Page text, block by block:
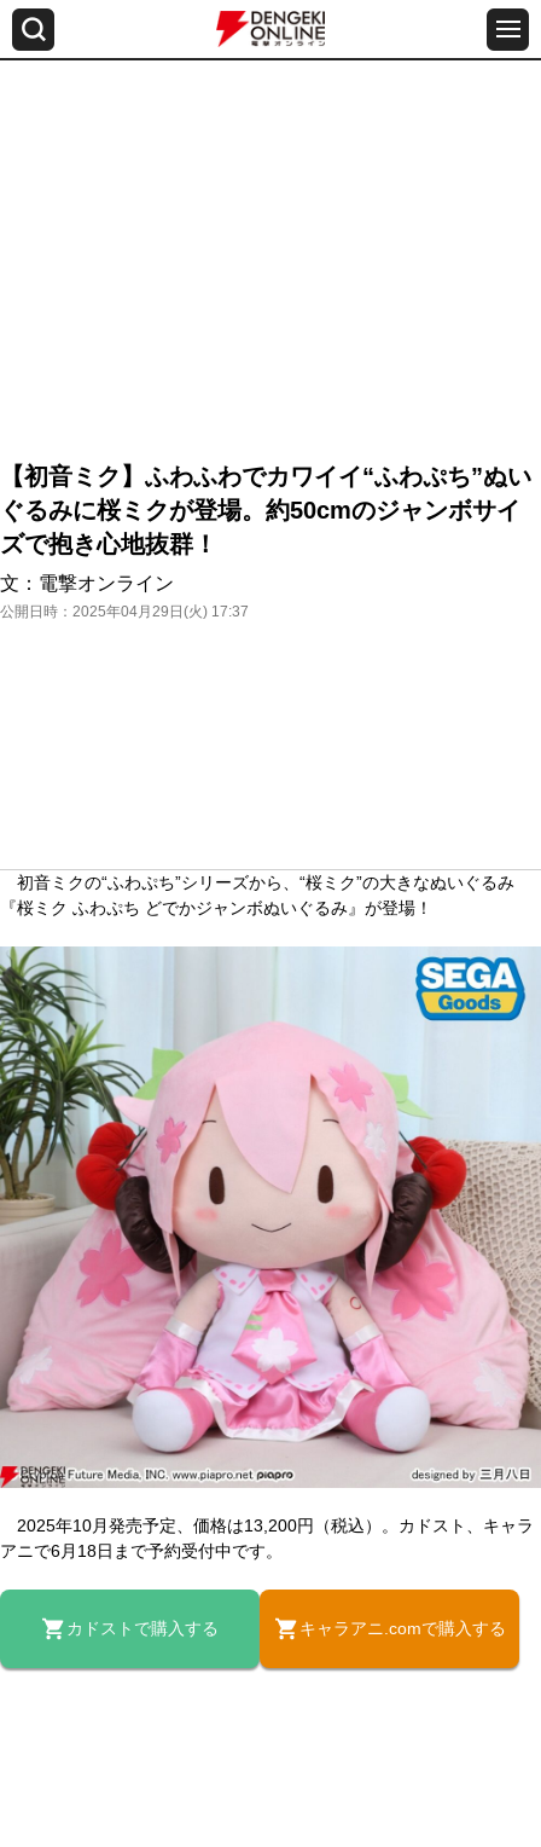
【初音ミク】ふわふわでカワイイ“ふわぷち”ぬい
ぐるみに桜ミクが登場。約50cmのジャンボサイ
ズで抱き心地抜群！
文： 電撃オンライン
公開日時： 2025年04月29日(火) 17:37
初音ミクの“ふわぷち”シリーズから、“桜ミク”の大きなぬいぐるみ
『桜ミク ふわぷち どでかジャンボぬいぐるみ』が登場！
2025年10月発売予定、価格は13,200円（税込）。カドスト、キャラ
アニで6月18日まで予約受付中です。
カドストで購入する キャラアニ.comで購入する